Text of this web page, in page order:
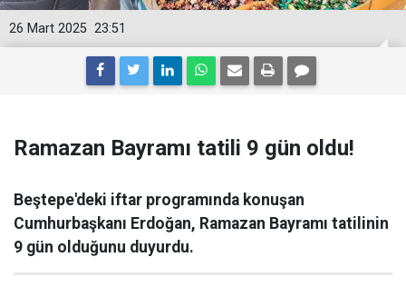
23:51
26 Mart 2025
Ramazan Bayramı tatili 9 gün oldu!
Beştepe'deki iftar programında konuşan
Cumhurbaşkanı Erdoğan, Ramazan Bayramı tatilinin
9 gün olduğunu duyurdu.